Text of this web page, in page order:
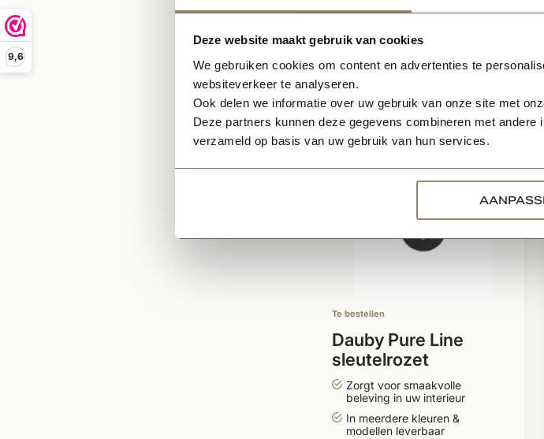
Deze website maakt gebruik van cookies
We gebruiken cookies om content en advertenties te
websiteverkeer te analyseren.
Ook delen we informatie over uw gebruik van onze site met
Deze partners kunnen deze gegevens combineren met
verzameld op basis van uw gebruik van hun services.
9,6
Sfeervol en karakteristieke
Gerelateerde
Te bestellen
Dauby Pure Line
sleutelrozet
verouderd ijzer
Zorgt voor smaakvolle
beleving in uw interieur
In meerdere kleuren &
modellen leverbaar